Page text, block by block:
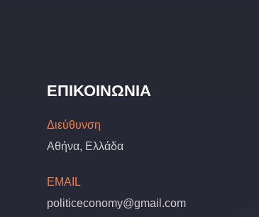
ΕΠΙΚΟΙΝΩΝΊΑ
Διεύθυνση
Αθήνα, Ελλάδα
EMAIL
politiceconomy@gmail.com